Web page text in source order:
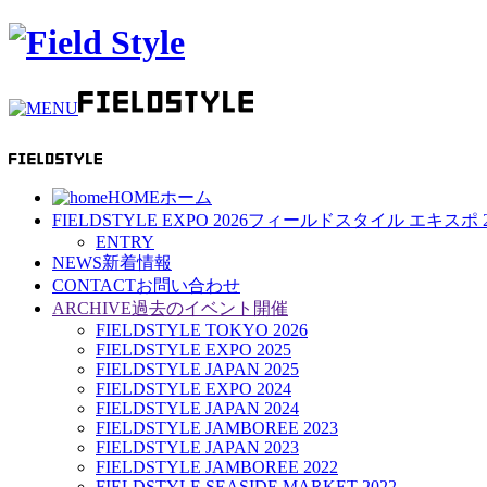
HOMEホーム
FIELDSTYLE EXPO 2026フィールドスタイル エキスポ
ENTRY
NEWS新着情報
CONTACTお問い合わせ
ARCHIVE過去のイベント開催
FIELDSTYLE TOKYO 2026
FIELDSTYLE EXPO 2025
FIELDSTYLE JAPAN 2025
FIELDSTYLE EXPO 2024
FIELDSTYLE JAPAN 2024
FIELDSTYLE JAMBOREE 2023
FIELDSTYLE JAPAN 2023
FIELDSTYLE JAMBOREE 2022